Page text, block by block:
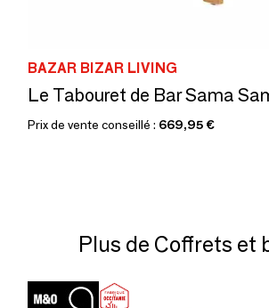
BAZAR BIZAR LIVING
Le Tabouret de Bar Sama
Prix de vente conseillé : 669,95 €
Plus de Coffrets et